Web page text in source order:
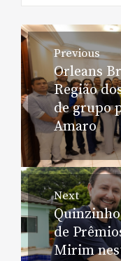
de
Post
Previous
Previous
post:
Orleans
Região
de grupo
Amaro
Next
Next
post:
de
Mirim